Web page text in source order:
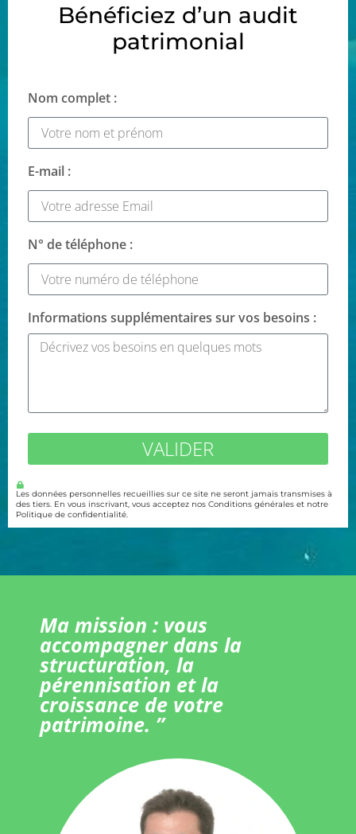
Bénéficiez d’un audit
patrimonial
Nom complet :
E-mail :
N° de téléphone :
Informations supplémentaires sur vos besoins :
VALIDER
Les données personnelles recueillies sur ce site ne seront jamais transmises à
des tiers. En vous inscrivant, vous acceptez nos Conditions générales et notre
Politique de confidentialité.
Ma mission : vous
accompagner dans la
structuration, la
pérennisation et la
croissance de votre
patrimoine. ”